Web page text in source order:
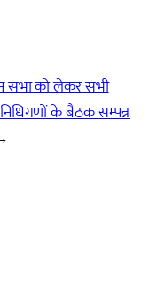
सभा को लेकर सभी
के बैठक सम्पन्न